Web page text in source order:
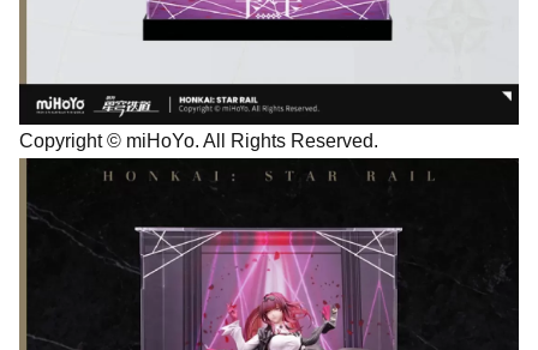
Copyright © miHoYo. All Rights Reserved.